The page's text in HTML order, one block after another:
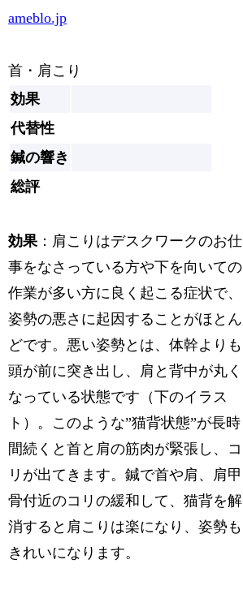
ameblo.jp
首・肩こり
効果
代替性
鍼の響き
総評
効果：肩こりはデスクワークのお仕
事をなさっている方や下を向いての
作業が多い方に良く起こる症状で、
姿勢の悪さに起因することがほとん
どです。悪い姿勢とは、体幹よりも
頭が前に突き出し、肩と背中が丸く
なっている状態です（下のイラス
ト）。このような”猫背状態”が長時
間続くと首と肩の筋肉が緊張し、コ
リが出てきます。鍼で首や肩、肩甲
骨付近のコリの緩和して、猫背を解
消すると肩こりは楽になり、姿勢も
きれいになります。